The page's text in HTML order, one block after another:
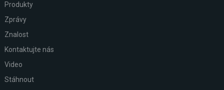
Produkty
Zprávy
Znalost
Kontaktujte nás
Video
Stáhnout